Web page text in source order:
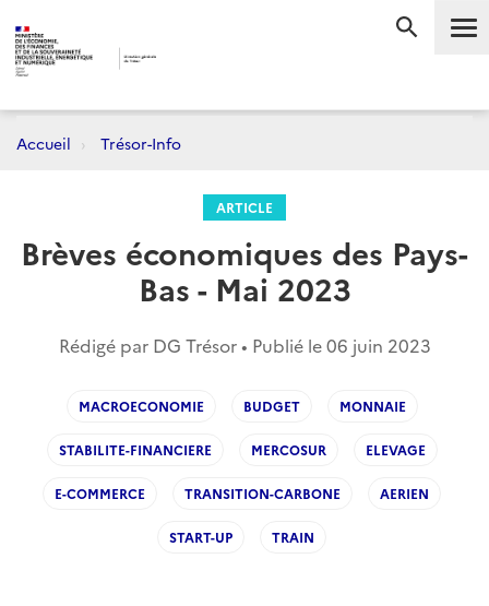
Accueil Trésor-Info
ARTICLE
Brèves économiques des Pays-
Bas - Mai 2023
Rédigé par DG Trésor • Publié le06 juin 2023
MACROECONOMIE BUDGET MONNAIE
STABILITE-FINANCIERE MERCOSUR ELEVAGE
E-COMMERCE TRANSITION-CARBONE AERIEN
START-UP TRAIN